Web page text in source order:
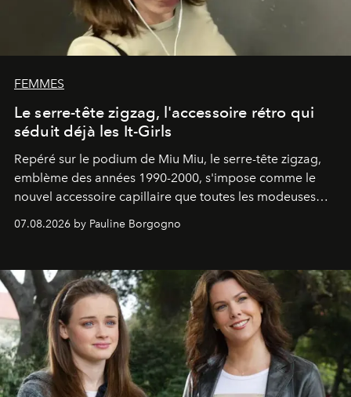
FEMMES
Le serre-tête zigzag, l'accessoire rétro qui
séduit déjà les It-Girls
Repéré sur le podium de Miu Miu, le serre-tête zigzag,
emblème des années 1990-2000, s'impose comme le
nouvel accessoire capillaire que toutes les modeuses
s'arrachent déjà.
07.08.2026 by Pauline Borgogno